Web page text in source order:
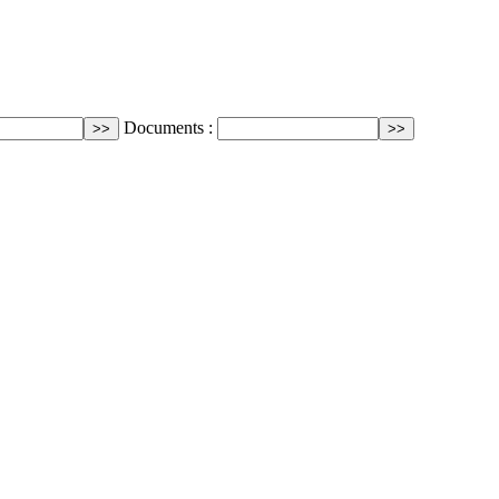
Documents :